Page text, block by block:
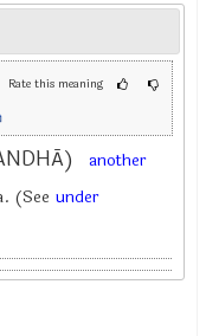
Rate this meaning
another
(See under